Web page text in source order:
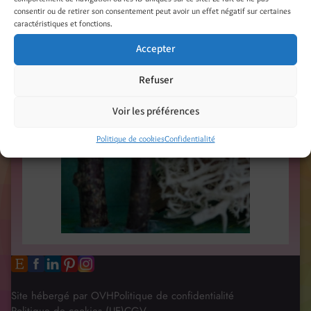
consentir ou de retirer son consentement peut avoir un effet négatif sur certaines
caractéristiques et fonctions.
Accepter
Refuser
Voir les préférences
Politique de cookiesConfidentialité
Site hébergé par OVHPolitique de confidentialité